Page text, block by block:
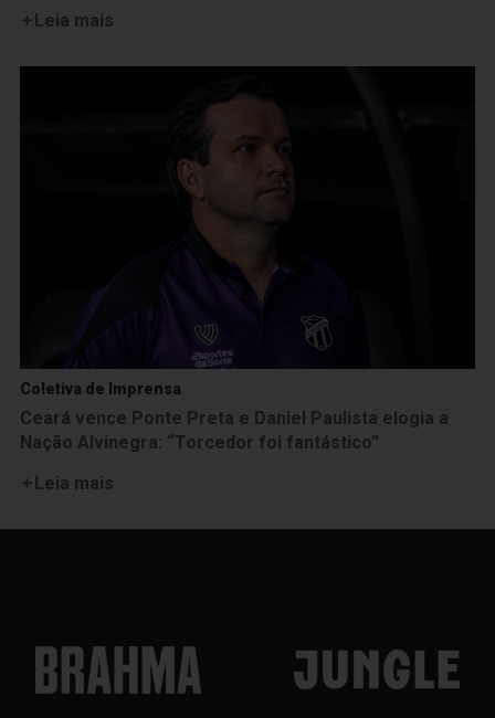
Leia mais
Coletiva de Imprensa
Ceará vence Ponte Preta e Daniel Paulista elogia a
Nação Alvinegra: “Torcedor foi fantástico”
Leia mais